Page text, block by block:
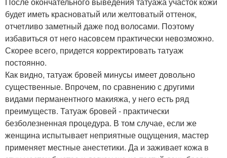
будет иметь красноватый или желтоватый оттенок,
отчетливо заметный даже под волосами. Поэтому
избавиться от него насовсем практически невозможно.
Скорее всего, придется корректировать татуаж
постоянно.
Как видно, татуаж бровей минусы имеет довольно
существенные. Впрочем, по сравнению с другими
видами перманентного макияжа, у него есть ряд
преимуществ. Татуаж бровей - практически
безболезненная процедура. В том случае, если же
женщина испытывает неприятные ощущения, мастер
применяет местные анестетики. Да и заживает кожа в